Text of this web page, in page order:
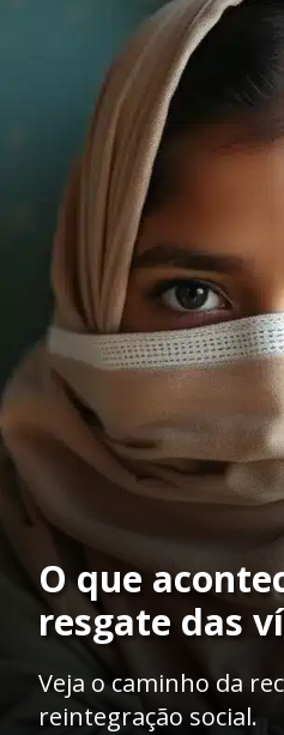
O que
resgate das
Veja o caminho da
reintegração social.